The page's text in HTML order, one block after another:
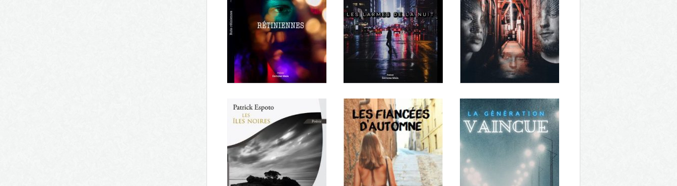
Les chaînes de nos vies Rue des âmes muettes Le festin d'outre-nuit